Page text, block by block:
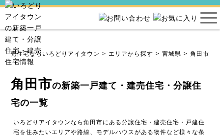
建売住宅ならいろどりアイタウン エリアから探す 宮城県 角田市
角田市の新築一戸建て・建売住宅・分譲住
宅の一覧
いろどりアイタウンなら角田市にある分譲住宅・建売住宅・戸建住
宅を住みたいエリアや路線、モデルハウスがある物件など様々な条